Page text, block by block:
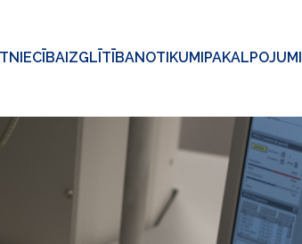
IZGLĪTĪBANOTIKUMIPAKALPOJUMI